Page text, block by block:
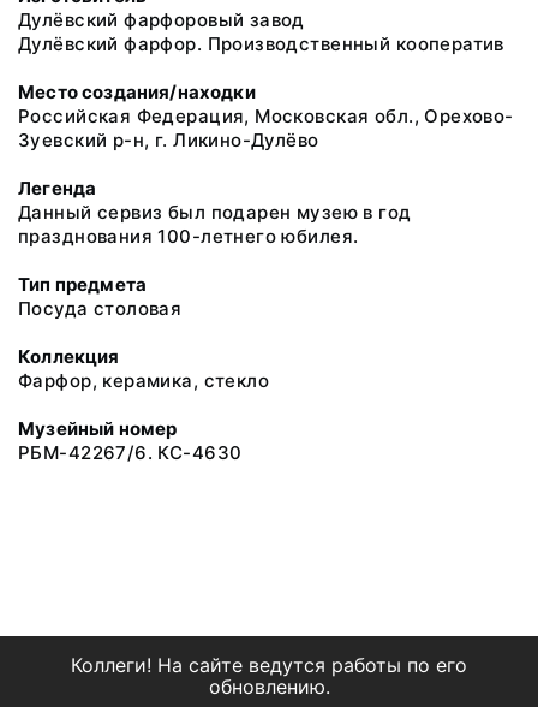
Дулёвский фарфоровый завод
Дулёвский фарфор. Производственный кооператив
Место создания/находки
Российская Федерация, Московская обл., Орехово-
Зуевский р-н, г. Ликино-Дулёво
Легенда
Данный сервиз был подарен музею в год
празднования 100-летнего юбилея.
Тип предмета
Посуда столовая
Коллекция
Фарфор, керамика, стекло
Музейный номер
РБМ-42267/6. КС-4630
Коллеги! На сайте ведутся работы по его
обновлению.